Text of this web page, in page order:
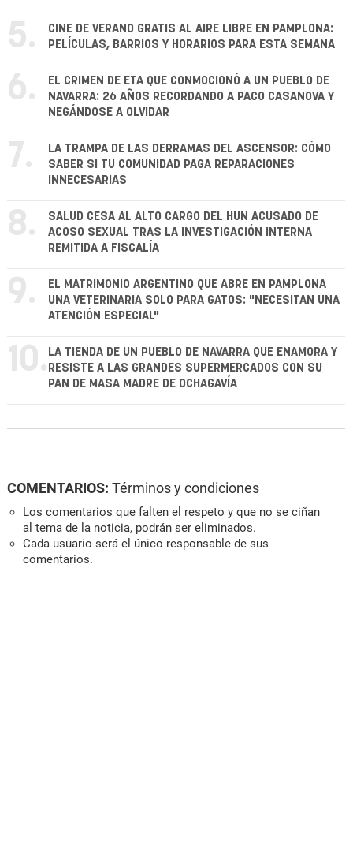
5.
CINE DE VERANO GRATIS AL AIRE LIBRE EN PAMPLONA:
PELÍCULAS, BARRIOS Y HORARIOS PARA ESTA SEMANA
6.
EL CRIMEN DE ETA QUE CONMOCIONÓ A UN PUEBLO DE
NAVARRA: 26 AÑOS RECORDANDO A PACO CASANOVA Y
NEGÁNDOSE A OLVIDAR
7.
LA TRAMPA DE LAS DERRAMAS DEL ASCENSOR: CÓMO
SABER SI TU COMUNIDAD PAGA REPARACIONES
INNECESARIAS
8.
SALUD CESA AL ALTO CARGO DEL HUN ACUSADO DE
ACOSO SEXUAL TRAS LA INVESTIGACIÓN INTERNA
REMITIDA A FISCALÍA
9.
EL MATRIMONIO ARGENTINO QUE ABRE EN PAMPLONA
UNA VETERINARIA SOLO PARA GATOS: "NECESITAN UNA
ATENCIÓN ESPECIAL"
10. LA TIENDA DE UN PUEBLO DE NAVARRA QUE ENAMORA Y
RESISTE A LAS GRANDES SUPERMERCADOS CON SU
PAN DE MASA MADRE DE OCHAGAVÍA
COMENTARIOS: Términos y condiciones
Los comentarios que falten el respeto y que no se ciñan
al tema de la noticia, podrán ser eliminados.
Cada usuario será el único responsable de sus
comentarios.